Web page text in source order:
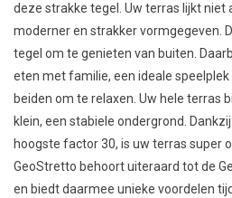
deze strakke tegel. Uw terras lijkt niet
moderner en strakker vormgegeven.
tegel om te genieten van buiten.
eten met familie, een ideale
beiden om te relaxen. Uw hele terras
klein, een stabiele ondergrond.
hoogste factor 30, is uw terras super
GeoStretto behoort uiteraard tot de
en biedt daarmee unieke voordelen